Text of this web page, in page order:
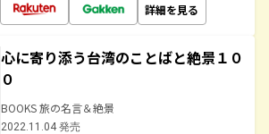
詳細を見る
心に寄り添う台湾のことばと絶景１０
０
BOOKS 旅の名言＆絶景
2022.11.04 発売